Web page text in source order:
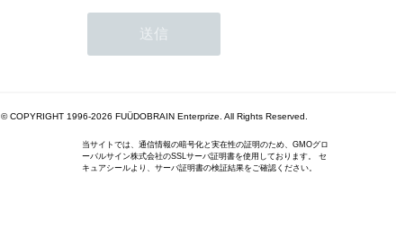
© COPYRIGHT 1996-2026 FUÜDOBRAIN Enterprize. All Rights Reserved.
当サイトでは、通信情報の暗号化と実在性の証明のため、GMOグロ
ーバルサイン株式会社のSSLサーバ証明書を使用しております。 セ
キュアシールより、サーバ証明書の検証結果をご確認ください。